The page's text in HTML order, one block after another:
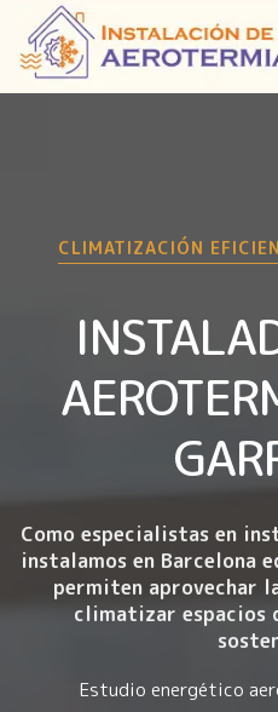
CLIMATIZACIÓN
Como especialistas en
instalamos en Barcelona
permiten aprovechar
climatizar espacios
Estudio energético